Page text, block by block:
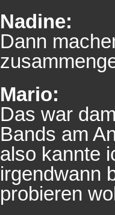
Nadine:
Dann
Mario:
Das war
Bands am
also kannte
irgendwann
probieren